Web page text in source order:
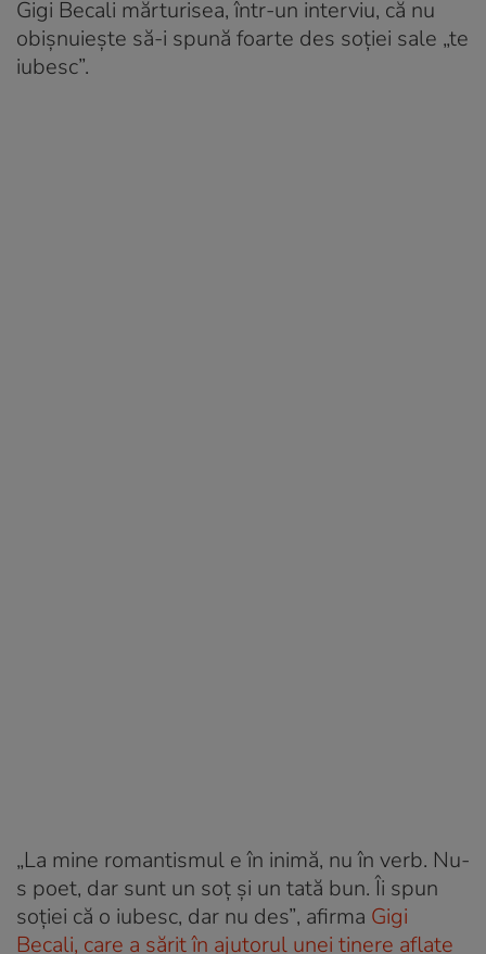
Gigi Becali mărturisea, într-un interviu, că nu
obișnuiește să-i spună foarte des soției sale „te
iubesc”.
„La mine romantismul e în inimă, nu în verb. Nu-
s poet, dar sunt un soţ şi un tată bun. Îi spun
soţiei că o iubesc, dar nu des”, afirma Gigi
Becali, care a sărit în ajutorul unei tinere aflate